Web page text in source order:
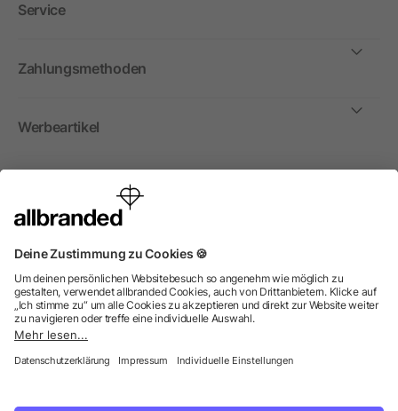
Service
Zahlungsmethoden
Werbeartikel
International
Wir verkaufen Werbeartikel, Werbemittel und
Vereine. Alle Preise zzgl. MwSt.